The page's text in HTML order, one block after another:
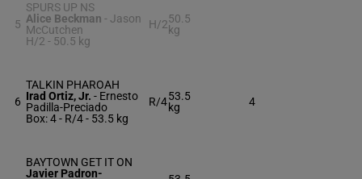
5
SPURS UP NS
Alice Beckman - Jason
McCutchen
H/2 - 50.5 kg
H/250.5
kg
6
TALKIN PHAROAH
Irad Ortiz, Jr. - Ernesto
Padilla-Preciado
Box: 4 - R/4 - 53.5 kg
R/453.5
kg
4
BAYTOWN GET IT ON
Javier Padron-